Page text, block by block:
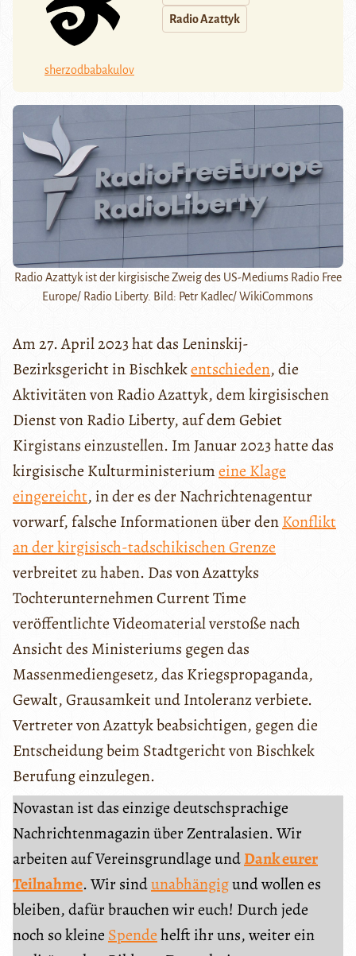
sherzodbabakulov
Radio Azattyk
Radio Azattyk ist der kirgisische Zweig des US-Mediums Radio Free
Europe/ Radio Liberty. Bild: Petr Kadlec/ WikiCommons
Am 27. April 2023 hat das Leninskij-
Bezirksgericht in Bischkekentschieden, die
Aktivitäten von Radio Azattyk, dem kirgisischen
Dienst von Radio Liberty, auf dem Gebiet
Kirgistans einzustellen. Im Januar 2023 hatte das
kirgisische Kulturministeriumeine Klage
eingereicht, in der es der Nachrichtenagentur
vorwarf, falsche Informationen über denKonflikt
an der kirgisisch-tadschikischen Grenze
verbreitet zu haben. Das von Azattyks
Tochterunternehmen Current Time
veröffentlichte Videomaterial verstoße nach
Ansicht des Ministeriums gegen das
Massenmediengesetz, das Kriegspropaganda,
Gewalt, Grausamkeit und Intoleranz verbiete.
Vertreter von Azattyk beabsichtigen, gegen die
Entscheidung beim Stadtgericht von Bischkek
Berufung einzulegen.
Novastan ist das einzige deutschsprachige
Nachrichtenmagazin über Zentralasien. Wir
arbeiten auf Vereinsgrundlage undDank eurer
Teilnahme. Wir sindunabhängigund wollen es
bleiben, dafür brauchen wir euch! Durch jede
noch so kleine Spendehelft ihr uns, weiter ein